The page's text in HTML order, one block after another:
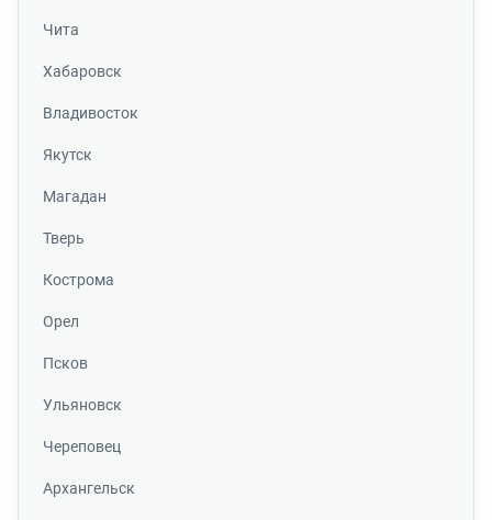
Чита
Хабаровск
Владивосток
Якутск
Магадан
Тверь
Кострома
Орел
Псков
Ульяновск
Череповец
Архангельск